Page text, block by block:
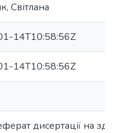
Світлана
14T10:58:56Z
14T10:58:56Z
дисертації на